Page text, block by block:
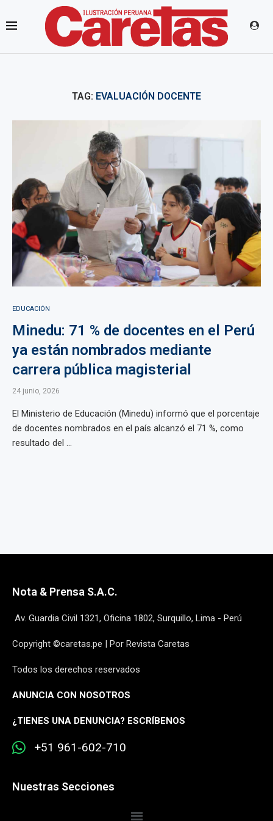
TAG: EVALUACIÓN DOCENTE
EDUCACIÓN
Minedu: 71 % de docentes en el Perú
ya están nombrados mediante
carrera pública magisterial
24 junio, 2026
El Ministerio de Educación (Minedu) informó que el porcentaje
de docentes nombrados en el país alcanzó el 71 %, como
resultado del ...
Nota & Prensa S.A.C.
Av. Guardia Civil 1321, Oficina 1802, Surquillo, Lima - Perú
Copyright ©caretas.pe | Por Revista Caretas
Todos los derechos reservados
ANUNCIA CON NOSOTROS
¿TIENES UNA DENUNCIA? ESCRÍBENOS
+51 961-602-710
Nuestras Secciones